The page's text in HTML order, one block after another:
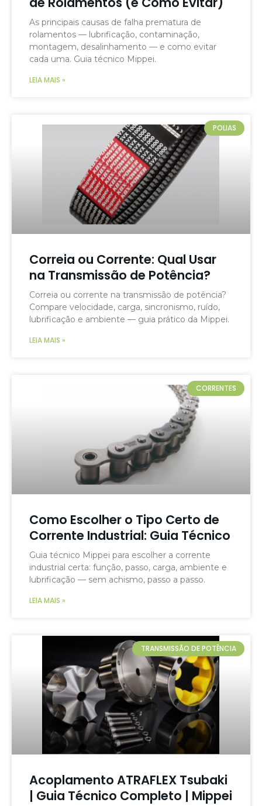
As principais causas de falha prematura de
rolamentos — lubrificação, contaminação,
montagem, desalinhamento — e como evitar
cada uma. Guia técnico Mippei.
LEIA MAIS »
POLIAS
Correia ou Corrente: Qual Usar
na Transmissão de Potência?
Correia ou corrente na transmissão de potência?
Compare velocidade, carga, sincronismo, ruído,
lubrificação e ambiente — guia prático da Mippei.
LEIA MAIS »
CORRENTES
Como Escolher o Tipo Certo de
Corrente Industrial: Guia Técnico
Guia técnico Mippei para escolher a corrente
industrial certa: função, passo, carga, ambiente e
lubrificação — sem achismo, passo a passo.
LEIA MAIS »
TRANSMISSÃO DE POTÊNCIA
Acoplamento ATRAFLEX Tsubaki
| Guia Técnico Completo | Mippei